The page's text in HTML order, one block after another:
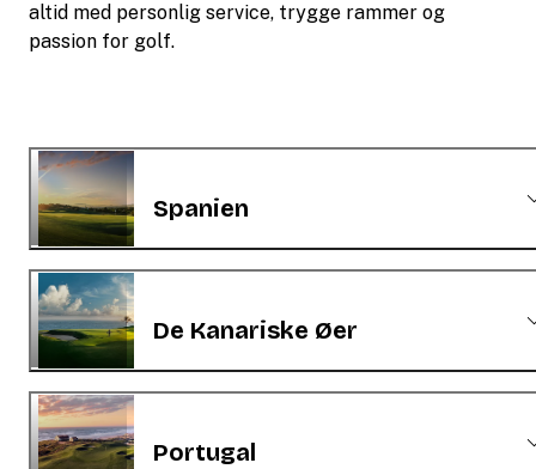
altid med personlig service, trygge rammer og
passion for golf.
Spanien
De Kanariske Øer
Portugal